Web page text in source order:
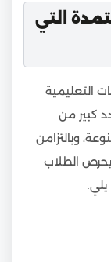
التي
التعليمية
كبير من
وبالتزامن
يحرص الطلاب
يلي: